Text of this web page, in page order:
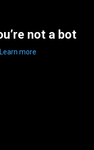
not a bot
Learn more